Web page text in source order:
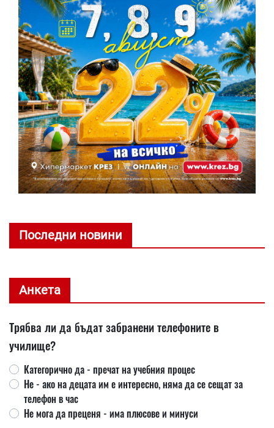
Последни новини
Анкета
Трябва ли да бъдат забранени телефоните в
училище?
Категорично да - пречат на учебния процес
Не - ако на децата им е интересно, няма да се сещат за
телефон в час
Не мога да преценя - има плюсове и минуси